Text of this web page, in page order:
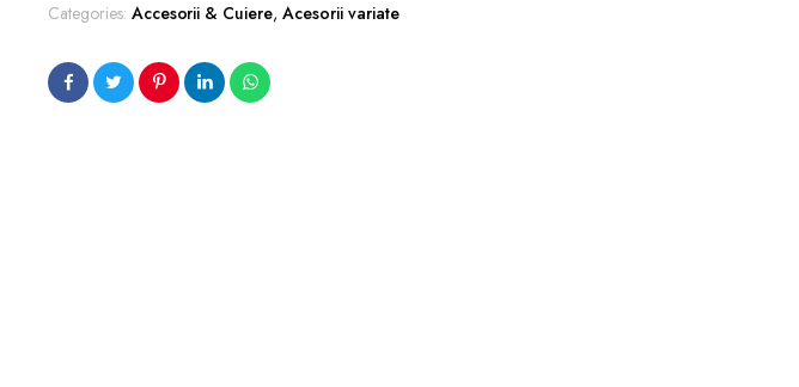
Categories: Accesorii & Cuiere,Acesorii variate